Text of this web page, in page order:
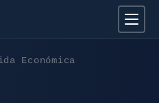
Económica